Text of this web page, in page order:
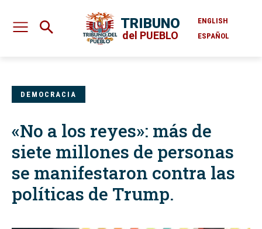
TRIBUNO
del PUEBLO
ENGLISH
ESPAÑOL
DEMOCRACIA
«No a los reyes»: más de
siete millones de personas
se manifestaron contra las
políticas de Trump.